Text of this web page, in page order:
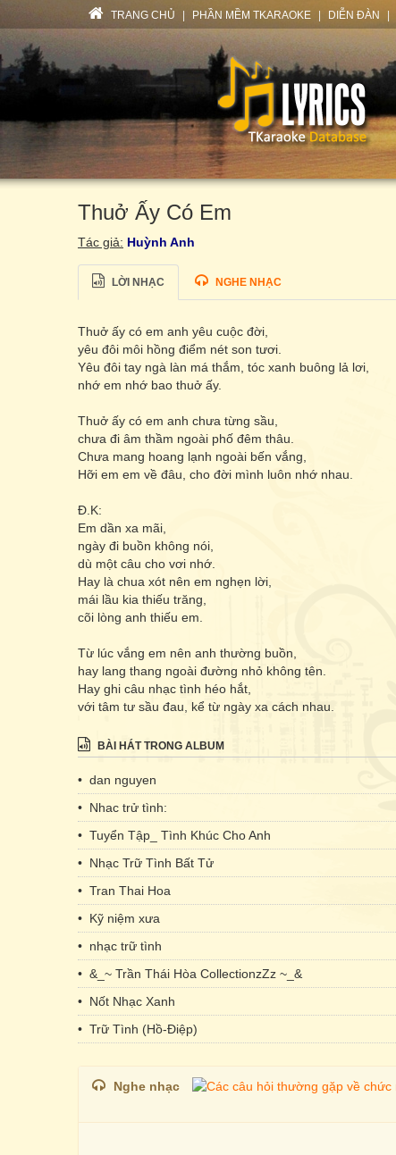
TRANG CHỦ PHẦN MỀM TKARAOKE DIỄN ĐÀN
Thuở Ấy Có Em
Tác giả: Huỳnh Anh
LỜI NHẠC NGHE NHẠC
Thuở ấy có em anh yêu cuộc đời,
yêu đôi môi hồng điểm nét son tươi.
Yêu đôi tay ngà làn má thắm, tóc xanh buông lả lơi,
nhớ em nhớ bao thuở ấy.
Thuở ấy có em anh chưa từng sầu,
chưa đi âm thầm ngoài phố đêm thâu.
Chưa mang hoang lạnh ngoài bến vắng,
Hỡi em em về đâu, cho đời mình luôn nhớ nhau.
Đ.K:
Em dần xa mãi,
ngày đi buồn không nói,
dù một câu cho vơi nhớ.
Hay là chua xót nên em nghẹn lời,
mái lầu kia thiếu trăng,
cõi lòng anh thiếu em.
Từ lúc vắng em nên anh thường buồn,
hay lang thang ngoài đường nhỏ không tên.
Hay ghi câu nhạc tình héo hắt,
với tâm tư sầu đau, kể từ ngày xa cách nhau.
BÀI HÁT TRONG ALBUM
• dan nguyen
• Nhac trử tình:
• Tuyển Tập_ Tình Khúc Cho Anh
• Nhạc Trữ Tình Bất Tử
• Tran Thai Hoa
• Kỹ niệm xưa
• nhạc trữ tình
• &_~ Trần Thái Hòa CollectionzZz ~_&
• Nốt Nhạc Xanh
• Trữ Tình (Hồ-Điệp)
Nghe nhạc